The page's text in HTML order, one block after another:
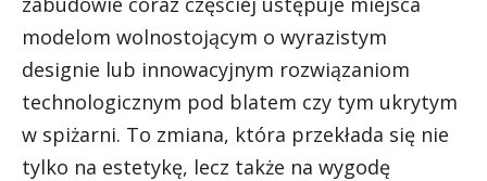
modelom wolnostojącym o wyrazistym
designie lub innowacyjnym rozwiązaniom
technologicznym pod blatem czy tym ukrytym
w spiżarni. To zmiana, która przekłada się nie
tylko na estetykę, lecz także na wygodę